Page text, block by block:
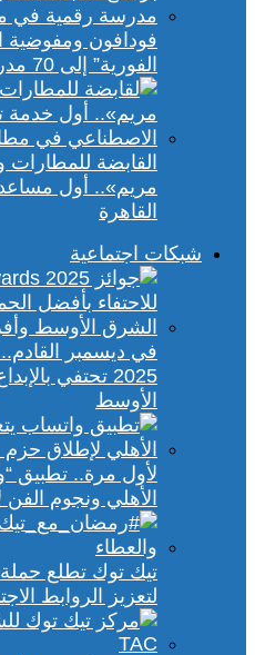
فودافون ومفوضية
الفورية” إلى 70 مدرسة رقمية في مصر
القابضة
مريم».. أول
القاهرة
شبكات اجتماعية
2025 تحتفي
الأوسط
لأول مرة.. تطبيق
الأهلي ونجوم
تيك توك تطلع
لتعزيز الروابط